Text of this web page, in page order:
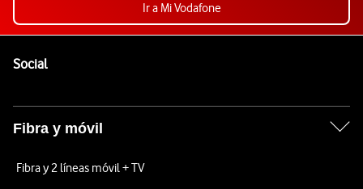
Ir a Mi Vodafone
SocialEnlaces a las redes sociales de Vodafone
Fibra y móvil
Fibra y 2 líneas móvil + TV